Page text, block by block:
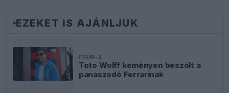
EZEKET IS AJÁNLJUK
FORMA-1
Toto Wolff keményen beszólt a
panaszodó Ferrarinak